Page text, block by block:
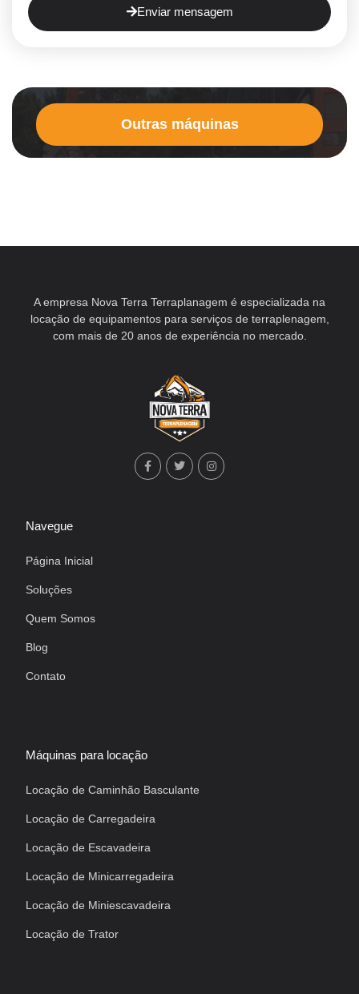
Enviar mensagem
Outras máquinas
A empresa Nova Terra Terraplanagem é especializada na
locação de equipamentos para serviços de terraplenagem,
com mais de 20 anos de experiência no mercado.
Navegue
Página Inicial
Soluções
Quem Somos
Blog
Contato
Máquinas para locação
Locação de Caminhão Basculante
Locação de Carregadeira
Locação de Escavadeira
Locação de Minicarregadeira
Locação de Miniescavadeira
Locação de Trator